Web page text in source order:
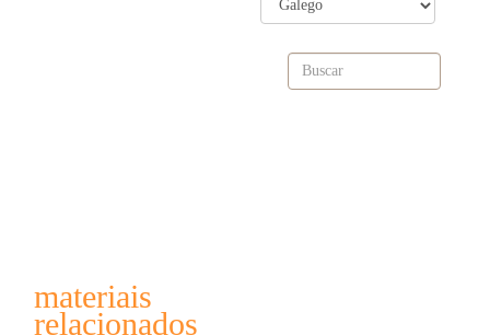
materiais
relacionados